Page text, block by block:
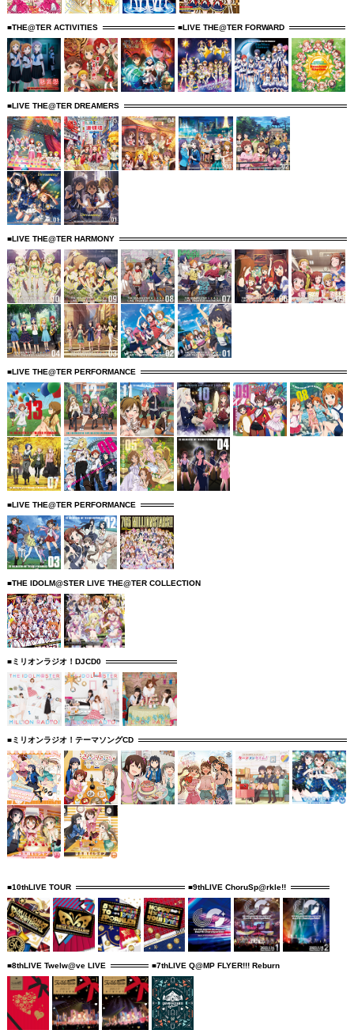
■THE@TER ACTIVITIES ■LIVE THE@TER FORWARD
■LIVE THE@TER DREAMERS
■LIVE THE@TER HARMONY
■LIVE THE@TER PERFORMANCE
■LIVE THE@TER PERFORMANCE
■THE IDOLM@STER LIVE THE@TER COLLECTION
■ミリオンラジオ！DJCD0
■ミリオンラジオ！テーマソングCD
■10thLIVE TOUR ■9thLIVE ChoruSp@rkle!!
■8thLIVE Twelw@ve LIVE ■7thLIVE Q@MP FLYER!!! Reburn